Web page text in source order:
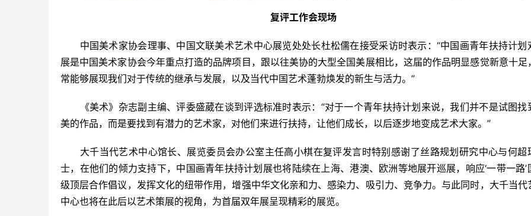
复评工作会现场
中国美术家协会理事、中国文联美术艺术中心展览处处长杜松儒在接受采访时表示：“中国画青年扶持计划
展是中国美术家协会今年重点打造的品牌项目，跟以往美协的大型全国美展相比，这届的作品明显感觉新意十足
常能够展现我们对于传统的继承与发展，以及当代中国艺术蓬勃焕发的新生与活力。”
《美术》杂志副主编、评委盛葳在谈到评选标准时表示：“对于一个青年扶持计划来说，我们并不是试图找
美的作品，而是要找到有潜力的艺术家，对他们来进行扶持，让他们成长，以后逐步地变成艺术大家。”
大千当代艺术中心馆长、展览委员会办公室主任高小棋在复评发言时特别感谢了丝路规划研究中心与何超
士，在他们的倾力支持下，中国画青年扶持计划展也将陆续在上海、港澳、欧洲等地展开巡展，响应‘一带一路’
级顶层合作倡议，发挥文化的纽带作用，增强中华文化亲和力、感染力、吸引力、竞争力。与此同时，大千当代
中心也将在此后以艺术策展的视角，为首届双年展呈现精彩的展览。